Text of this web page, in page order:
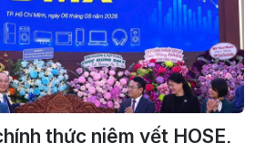
thức niêm yết HOSE,